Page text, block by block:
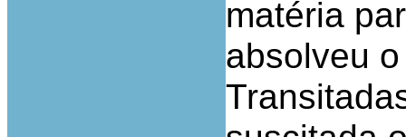
matéria
absolveu